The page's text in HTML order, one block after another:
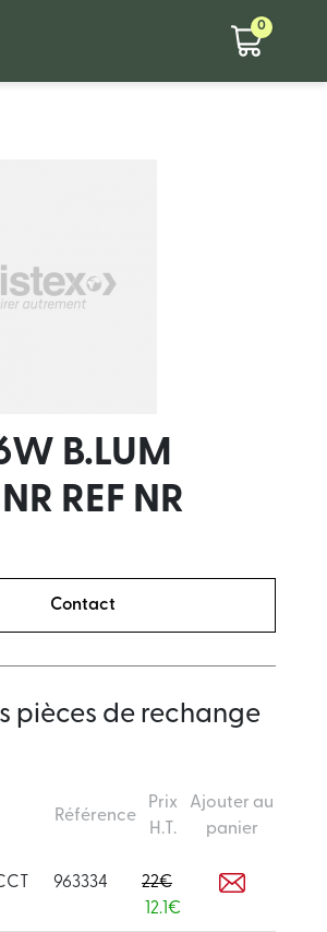
0
B.LUM
REF NR
Contact
pièces de rechange
Référence
Prix
H.T.
Ajouter au
panier
963334
22€
12.1€